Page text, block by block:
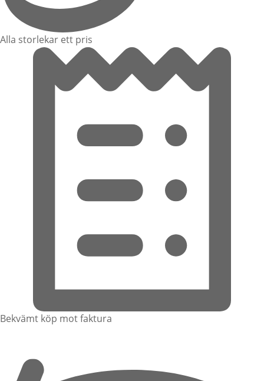
Alla storlekar ett pris
Bekvämt köp mot faktura